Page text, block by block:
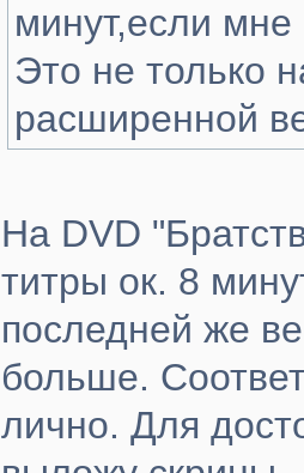
минут,если
Это не только
расширенной
На DVD
титры ок. 8
последней же
больше.
лично. Для